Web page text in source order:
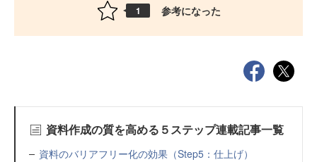
1 参考になった
資料作成の質を高める５ステップ連載記事一覧
資料のバリアフリー化の効果（Step5：仕上げ）